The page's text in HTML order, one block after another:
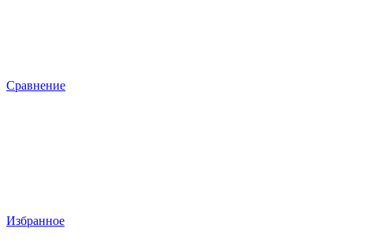
Сравнение
Избранное